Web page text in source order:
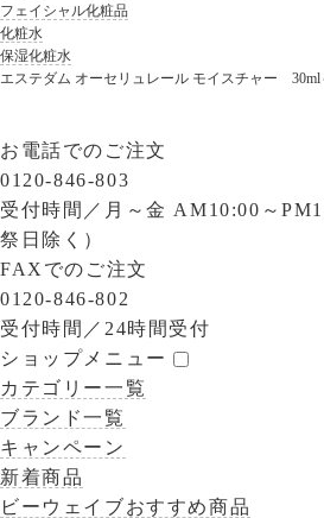
フェイシャル化粧品
化粧水
保湿化粧水
エステダム オーセリュレール モイスチャー 30ml
お電話でのご注文
0120-846-803
受付時間／ 月～金 AM10:00～
祭日除く）
FAXでのご注文
0120-846-802
受付時間／ 24時間受付
ショップメニュー
カテゴリー一覧
ブランド一覧
キャンペーン
新着商品
ビーウェイブおすすめ商品